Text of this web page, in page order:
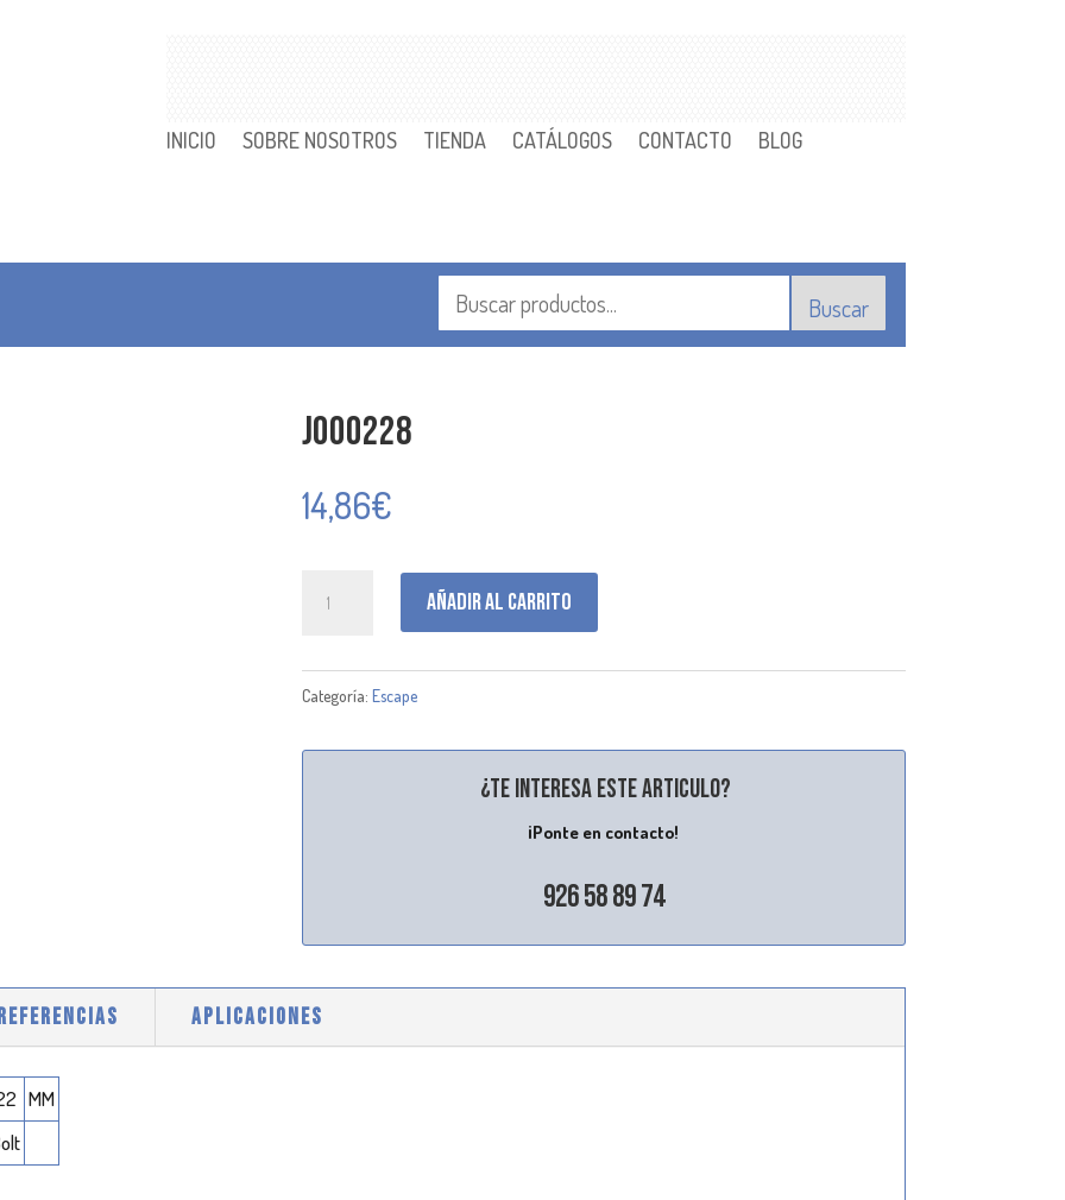
INICIO SOBRE NOSOTROS TIENDA CATÁLOGOS CONTACTO BLOG
Buscar
J000228
14,86€
Añadir al carrito
Categoría: Escape
¿Te interesa este articulo?
¡Ponte en contacto!
926 58 89 74
APLICACIONES
MM